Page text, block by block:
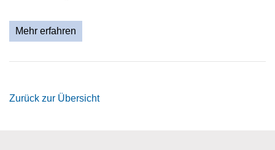
Mehr erfahren
Zurück zur Übersicht